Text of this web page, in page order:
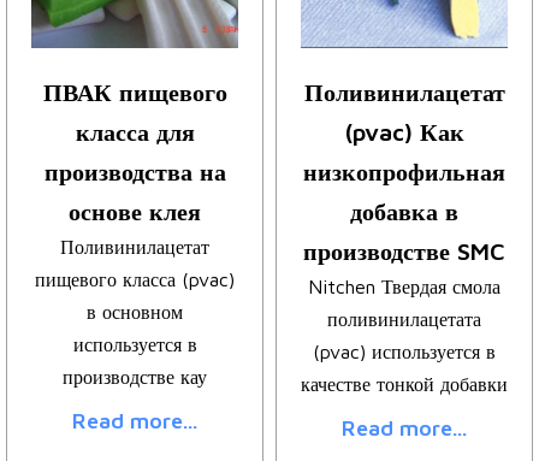
ПВАК пищевого
класса для
производства на
основе клея
Поливинилацетат
пищевого класса (pvac)
в основном
используется в
производстве кау
Read more...
Поливинилацетат
(pvac) Как
низкопрофильная
добавка в
производстве SMC
Nitchen Твердая смола
поливинилацетата
(pvac) используется в
качестве тонкой добавки
Read more...